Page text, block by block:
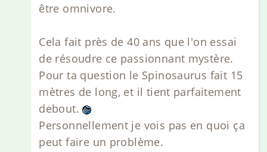
être omnivore.
Cela fait près de 40 ans que l'on essai
de résoudre ce passionnant mystère.
Pour ta question le Spinosaurus fait 15
mètres de long, et il tient parfaitement
debout.
Personnellement je vois pas en quoi ça
peut faire un problème.